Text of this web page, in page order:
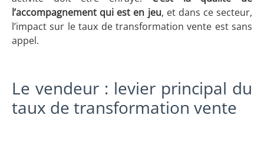
l’accompagnement qui est en jeu, et dans ce secteur,
l’impact sur le taux de transformation vente est sans
appel.
Le vendeur : levier principal du
taux de transformation vente